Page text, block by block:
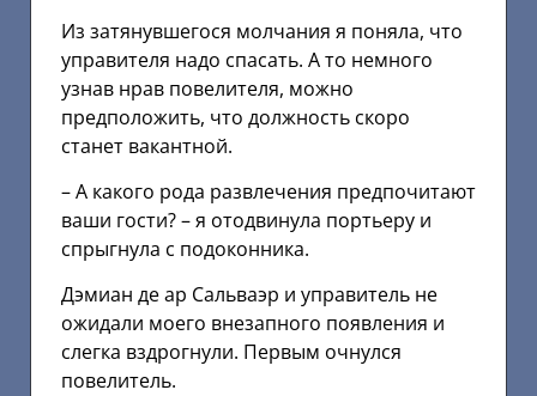
Из затянувшегося молчания я поняла, что
управителя надо спасать. А то немного
узнав нрав повелителя, можно
предположить, что должность скоро
станет вакантной.
– А какого рода развлечения предпочитают
ваши гости? – я отодвинула портьеру и
спрыгнула с подоконника.
Дэмиан де ар Сальваэр и управитель не
ожидали моего внезапного появления и
слегка вздрогнули. Первым очнулся
повелитель.